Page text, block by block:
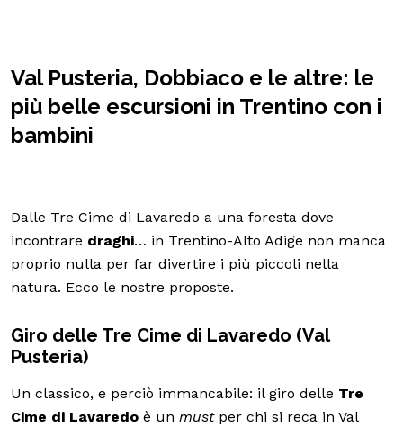
Val Pusteria, Dobbiaco e le altre: le
più belle escursioni in Trentino con i
bambini
Dalle Tre Cime di Lavaredo a una foresta dove
incontrare draghi… in Trentino-Alto Adige non manca
proprio nulla per far divertire i più piccoli nella
natura. Ecco le nostre proposte.
Giro delle Tre Cime di Lavaredo (Val
Pusteria)
Un classico, e perciò immancabile: il giro delle Tre
Cime di Lavaredo è un mustper chi si reca in Val